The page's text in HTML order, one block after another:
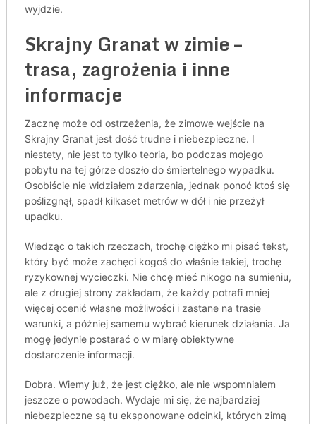
wyjdzie.
Skrajny Granat w zimie –
trasa, zagrożenia i inne
informacje
Zacznę może od ostrzeżenia, że zimowe wejście na
Skrajny Granat jest dość trudne i niebezpieczne. I
niestety, nie jest to tylko teoria, bo podczas mojego
pobytu na tej górze doszło do śmiertelnego wypadku.
Osobiście nie widziałem zdarzenia, jednak ponoć ktoś się
poślizgnął, spadł kilkaset metrów w dół i nie przeżył
upadku.
Wiedząc o takich rzeczach, trochę ciężko mi pisać tekst,
który być może zachęci kogoś do właśnie takiej, trochę
ryzykownej wycieczki. Nie chcę mieć nikogo na sumieniu,
ale z drugiej strony zakładam, że każdy potrafi mniej
więcej ocenić własne możliwości i zastane na trasie
warunki, a później samemu wybrać kierunek działania. Ja
mogę jedynie postarać o w miarę obiektywne
dostarczenie informacji.
Dobra. Wiemy już, że jest ciężko, ale nie wspomniałem
jeszcze o powodach. Wydaje mi się, że najbardziej
niebezpieczne są tu eksponowane odcinki, których zimą